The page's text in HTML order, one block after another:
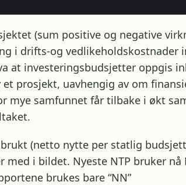
(sum positive og negative
i drifts-og vedlikeholdskostnader
at investeringsbudsjetter oppgis
prosjekt, uavhengig av om
mye samfunnet får tilbake i økt
(netto nytte per statlig
i bildet. Nyeste NTP bruker nå
brukes bare “NN”